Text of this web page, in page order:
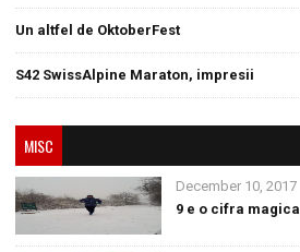
Un altfel de OktoberFest
S42 SwissAlpine Maraton, impresii
MISC
December 10, 2017
9 e o cifra magica